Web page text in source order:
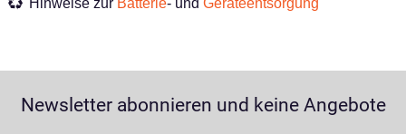
Hinweise zur Batterie- und Geräteentsorgung
Newsletter abonnieren und keine Angebote